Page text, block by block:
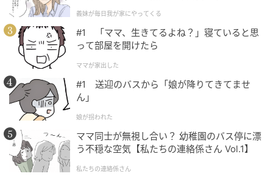
が】
義妹が毎日我が家にやってくる
#1 「ママ、生きてるよね？」寝ていると思
って部屋を開けたら
ママが家出した
#1 送迎のバスから「娘が降りてきてませ
ん」
娘が拐われた
ママ同士が無視し合い？ 幼稚園のバス停に漂
う不穏な空気【私たちの連絡係さん Vol.1】
私たちの連絡係さん